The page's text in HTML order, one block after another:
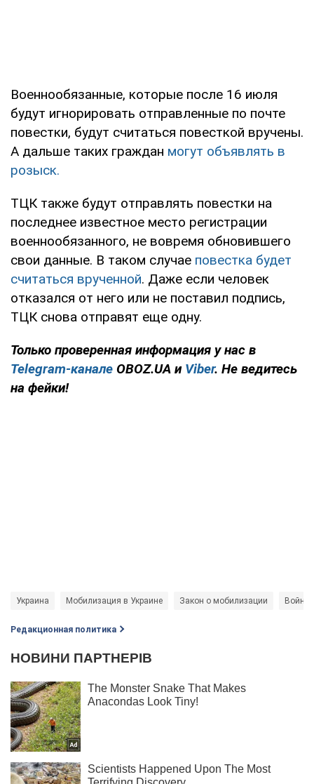
Военнообязанные, которые после 16 июля
будут игнорировать отправленные по почте
повестки, будут считаться повесткой вручены.
А дальше таких граждан могут объявлять в
розыск.
ТЦК также будут отправлять повестки на
последнее известное место регистрации
военнообязанного, не вовремя обновившего
свои данные. В таком случае повестка будет
считаться врученной. Даже если человек
отказался от него или не поставил подпись,
ТЦК снова отправят еще одну.
Только проверенная информация у нас в
Telegram-канале OBOZ.UA и Viber. Не ведитесь
на фейки!
Украина Мобилизация в Украине Закон о мобилизации Война
Редакционная политика